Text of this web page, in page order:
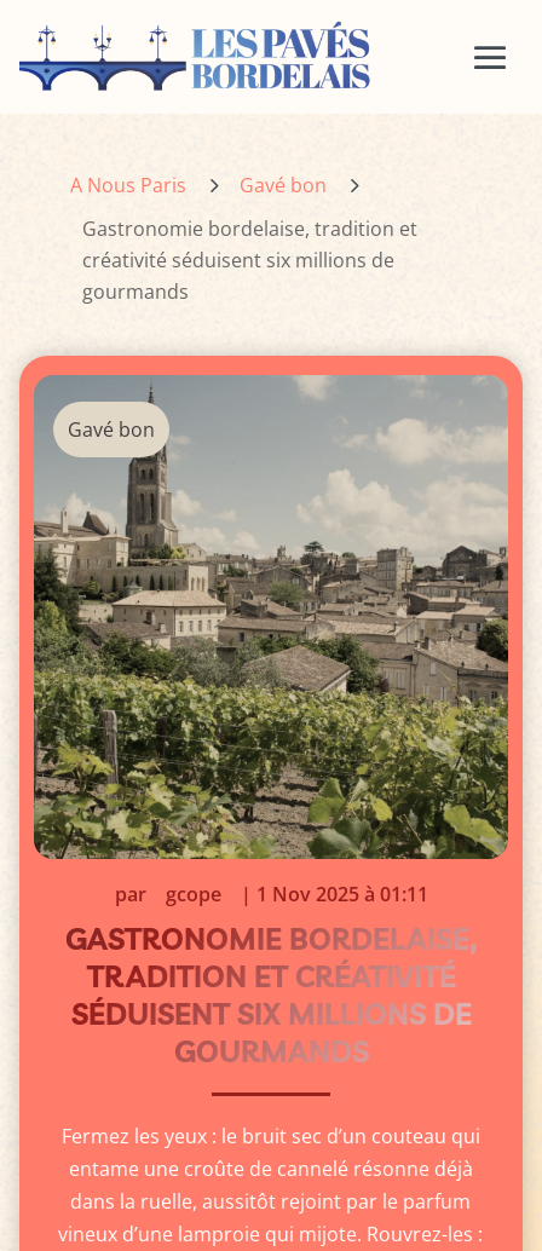
A Nous Paris 5 Gavé bon 5
Gastronomie bordelaise, tradition et
créativité séduisent six millions de
gourmands
Gavé bon
par gcope | 1 Nov 2025 à 01:11
GASTRONOMIE BORDELAISE,
TRADITION ET CRÉATIVITÉ
SÉDUISENT SIX MILLIONS DE
GOURMANDS
Fermez les yeux : le bruit sec d’un couteau qui
entame une croûte de cannelé résonne déjà
dans la ruelle, aussitôt rejoint par le parfum
vineux d’une lamproie qui mijote. Rouvrez-les :